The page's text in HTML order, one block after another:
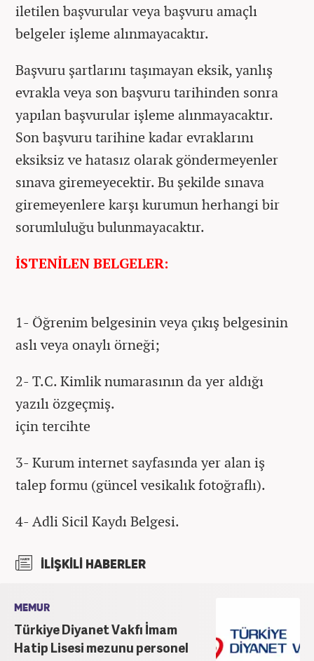
iletilen başvurular veya başvuru amaçlı
belgeler işleme alınmayacaktır.
Başvuru şartlarını taşımayan eksik, yanlış
evrakla veya son başvuru tarihinden sonra
yapılan başvurular işleme alınmayacaktır.
Son başvuru tarihine kadar evraklarını
eksiksiz ve hatasız olarak göndermeyenler
sınava giremeyecektir. Bu şekilde sınava
giremeyenlere karşı kurumun herhangi bir
sorumluluğu bulunmayacaktır.
İSTENİLEN BELGELER:
1- Öğrenim belgesinin veya çıkış belgesinin
aslı veya onaylı örneği;
2- T.C. Kimlik numarasının da yer aldığı
yazılı özgeçmiş.
için tercihte
3- Kurum internet sayfasında yer alan iş
talep formu (güncel vesikalık fotoğraflı).
4- Adli Sicil Kaydı Belgesi.
İLİŞKİLİ HABERLER
MEMUR
Türkiye Diyanet Vakfı İmam
Hatip Lisesi mezunu personel